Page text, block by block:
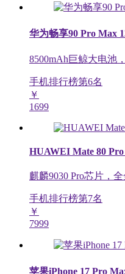
华为畅享90 Pro Max
8500mAh巨鲸大电池
手机排行榜第6名
￥
1699
HUAWEI Mate 80
麒麟9030 Pro芯片，
手机排行榜第7名
￥
7999
苹果iPhone 17 Pro